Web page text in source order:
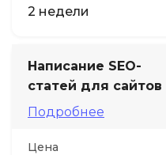
2 недели
Написание SEO-
статей для сайтов
Подробнее
Цена